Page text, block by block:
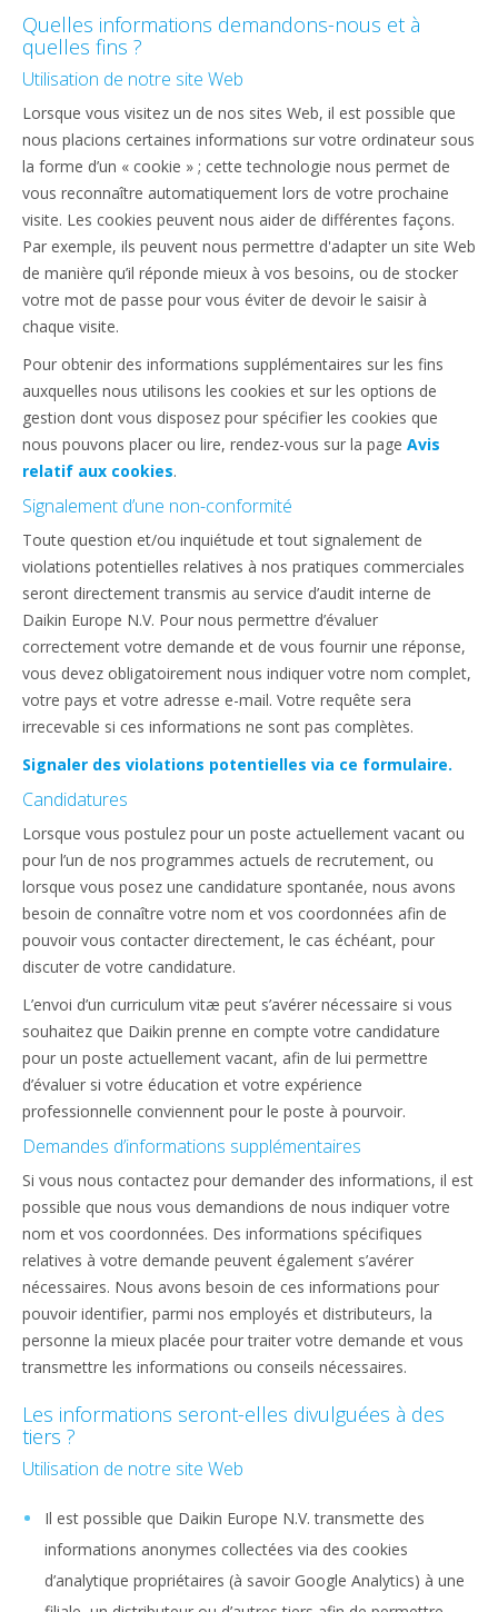
Quelles informations demandons-nous et à
quelles fins ?
Utilisation de notre site Web
Lorsque vous visitez un de nos sites Web, il est possible que
nous placions certaines informations sur votre ordinateur sous
la forme d’un « cookie » ; cette technologie nous permet de
vous reconnaître automatiquement lors de votre prochaine
visite. Les cookies peuvent nous aider de différentes façons.
Par exemple, ils peuvent nous permettre d'adapter un site Web
de manière qu’il réponde mieux à vos besoins, ou de stocker
votre mot de passe pour vous éviter de devoir le saisir à
chaque visite.
Pour obtenir des informations supplémentaires sur les fins
auxquelles nous utilisons les cookies et sur les options de
gestion dont vous disposez pour spécifier les cookies que
nous pouvons placer ou lire, rendez-vous sur la page Avis
relatif aux cookies.
Signalement d’une non-conformité
Toute question et/ou inquiétude et tout signalement de
violations potentielles relatives à nos pratiques commerciales
seront directement transmis au service d’audit interne de
Daikin Europe N.V. Pour nous permettre d’évaluer
correctement votre demande et de vous fournir une réponse,
vous devez obligatoirement nous indiquer votre nom complet,
votre pays et votre adresse e-mail. Votre requête sera
irrecevable si ces informations ne sont pas complètes.
Signaler des violations potentielles via ce formulaire.
Candidatures
Lorsque vous postulez pour un poste actuellement vacant ou
pour l’un de nos programmes actuels de recrutement, ou
lorsque vous posez une candidature spontanée, nous avons
besoin de connaître votre nom et vos coordonnées afin de
pouvoir vous contacter directement, le cas échéant, pour
discuter de votre candidature.
L’envoi d’un curriculum vitæ peut s’avérer nécessaire si vous
souhaitez que Daikin prenne en compte votre candidature
pour un poste actuellement vacant, afin de lui permettre
d’évaluer si votre éducation et votre expérience
professionnelle conviennent pour le poste à pourvoir.
Demandes d’informations supplémentaires
Si vous nous contactez pour demander des informations, il est
possible que nous vous demandions de nous indiquer votre
nom et vos coordonnées. Des informations spécifiques
relatives à votre demande peuvent également s’avérer
nécessaires. Nous avons besoin de ces informations pour
pouvoir identifier, parmi nos employés et distributeurs, la
personne la mieux placée pour traiter votre demande et vous
transmettre les informations ou conseils nécessaires.
Les informations seront-elles divulguées à des
tiers ?
Utilisation de notre site Web
Il est possible que Daikin Europe N.V. transmette des
informations anonymes collectées via des cookies
d’analytique propriétaires (à savoir Google Analytics) à une